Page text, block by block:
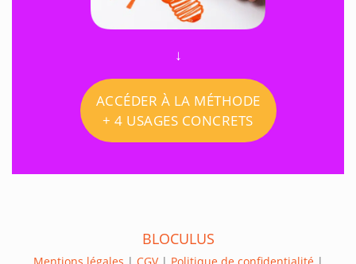
↓
ACCÉDER À LA MÉTHODE
+ 4 USAGES CONCRETS
BLOCULUS